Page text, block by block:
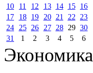
10
11 12 13 14 15
16
17
18 19 20 21 22
23
24
25 26 27 28 29 30
31
1 2 3 4 5 6
Экономика